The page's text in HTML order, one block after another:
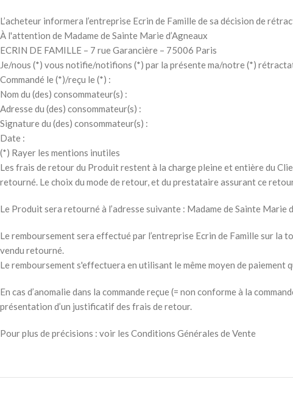
L’acheteur informera l’entreprise Ecrin de Famille de sa décision de
À l'attention de Madame de Sainte Marie d’Agneaux
ECRIN DE FAMILLE – 7 rue Garancière – 75006 Paris
Je/nous (*) vous notifie/notifions (*) par la présente ma/notre (*)
Commandé le (*)/reçu le (*) :
Nom du (des) consommateur(s) :
Adresse du (des) consommateur(s) :
Signature du (des) consommateur(s) :
Date :
(*) Rayer les mentions inutiles
Les frais de retour du Produit restent à la charge pleine et entière du
retourné. Le choix du mode de retour, et du prestataire assurant ce
Le Produit sera retourné à l’adresse suivante : Madame de Sainte
Le remboursement sera effectué par l’entreprise Ecrin de Famille sur
vendu retourné.
Le remboursement s'effectuera en utilisant le même moyen de
En cas d’anomalie dans la commande reçue (= non conforme à la
présentation d’un justificatif des frais de retour.
Pour plus de précisions : voir les Conditions Générales de Vente